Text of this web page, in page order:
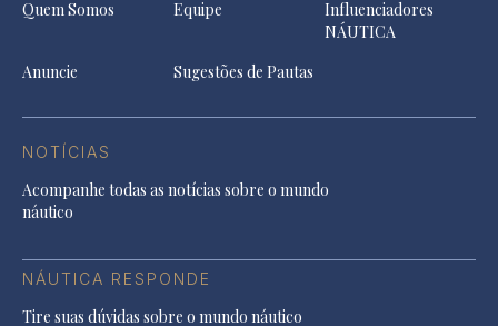
Quem Somos Equipe
Influenciadores
NÁUTICA
Anuncie
Sugestões de Pautas
NOTÍCIAS
Acompanhe todas as notícias sobre o mundo
náutico
NÁUTICA RESPONDE
Tire suas dúvidas sobre o mundo náutico